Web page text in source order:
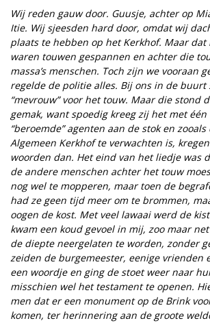
Wij reden gauw door. Guusje, achter op
Itie. Wij sjeesden hard door, omdat wij
plaats te hebben op het Kerkhof. Maar dat
waren touwen gespannen en achter die
massa’s menschen. Toch zijn we vooraan
regelde de politie alles. Bij ons in de buurt
“mevrouw” voor het touw. Maar die stond
gemak, want spoedig kreeg zij het met één
“beroemde” agenten aan de stok en
Algemeen Kerkhof te verwachten is,
woorden dan. Het eind van het liedje was
de andere menschen achter het touw
nog wel te mopperen, maar toen de
had ze geen tijd meer om te brommen,
oogen de kost. Met veel lawaai werd de
kwam een koud gevoel in mij, zoo maar
de diepte neergelaten te worden, zonder
zeiden de burgemeester, eenige vrienden
een woordje en ging de stoet weer naar
misschien wel het testament te openen.
men dat er een monument op de Brink
komen, ter herinnering aan de groote